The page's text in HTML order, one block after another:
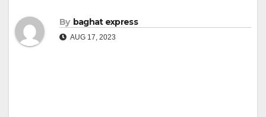
By baghat express
AUG 17, 2023